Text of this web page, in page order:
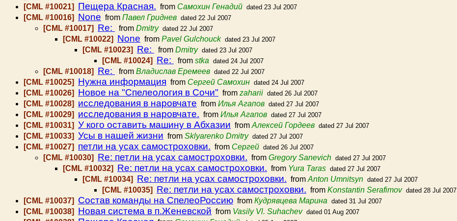
[CML #10021] Пещера Красная. from Самохин Генадий dated 23 Jul 2007
[CML #10016] None from Павел Гриднев dated 22 Jul 2007
[CML #10017] Re: from Dmitry dated 22 Jul 2007
[CML #10022] None from Pavel Gulchouck dated 23 Jul 2007
[CML #10023] Re: from Dmitry dated 23 Jul 2007
[CML #10024] Re: from stka dated 24 Jul 2007
[CML #10018] Re: from Владислав Еремеев dated 22 Jul 2007
[CML #10025] Нужна информация from Сергей Самохин dated 24 Jul 2007
[CML #10026] Новое на "Спелеология в Сочи" from zaharii dated 26 Jul 2007
[CML #10028] исследования в наровчате from Илья Агапов dated 27 Jul 2007
[CML #10029] исследования в наровчате. from Илья Агапов dated 27 Jul 2007
[CML #10031] У кого оставить машину в Абхазии from Алексей Гордеев dated 27 Jul 2007
[CML #10033] Усы в нашей жизни from Sklyarenko Dmitry dated 27 Jul 2007
[CML #10027] петли на усах самостроховки. from Сергей dated 26 Jul 2007
[CML #10030] Re: петли на усах самостроховки. from Gregory Sanevich dated 27 Jul 2007
[CML #10032] Re: петли на усах самостроховки. from Yura Taras dated 27 Jul 2007
[CML #10034] Re: петли на усах самостроховки. from Anton Umnitsyn dated 27 Jul 2007
[CML #10035] Re: петли на усах самостроховки. from Konstantin Serafimov dated 28 Jul 2007
[CML #10037] Состав команды на СпелеоРоссию from Кудрявцева Марина dated 31 Jul 2007
[CML #10038] Новая система в п.Женевской from Vasily Vl. Suhachev dated 01 Aug 2007